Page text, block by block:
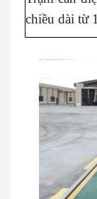
chiều dài từ